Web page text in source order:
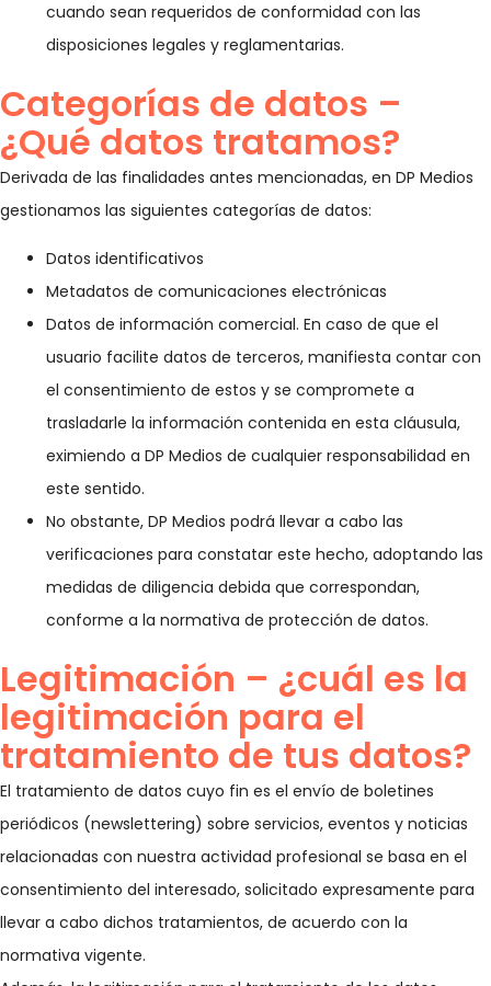
cuando sean requeridos de conformidad con las
disposiciones legales y reglamentarias.
Categorías de datos –
¿Qué datos tratamos?
Derivada de las finalidades antes mencionadas, en DP Medios
gestionamos las siguientes categorías de datos:
Datos identificativos
Metadatos de comunicaciones electrónicas
Datos de información comercial. En caso de que el
usuario facilite datos de terceros, manifiesta contar con
el consentimiento de estos y se compromete a
trasladarle la información contenida en esta cláusula,
eximiendo a DP Medios de cualquier responsabilidad en
este sentido.
No obstante, DP Medios podrá llevar a cabo las
verificaciones para constatar este hecho, adoptando las
medidas de diligencia debida que correspondan,
conforme a la normativa de protección de datos.
Legitimación – ¿cuál es la
legitimación para el
tratamiento de tus datos?
El tratamiento de datos cuyo fin es el envío de boletines
periódicos (newslettering) sobre servicios, eventos y noticias
relacionadas con nuestra actividad profesional se basa en el
consentimiento del interesado, solicitado expresamente para
llevar a cabo dichos tratamientos, de acuerdo con la
normativa vigente.